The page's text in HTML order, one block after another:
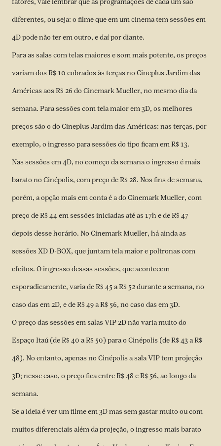
fatores, vale lembrar que as programações de cada um são
diferentes, ou seja: o filme que em um cinema tem sessões em
4D pode não ter em outro, e daí por diante.
Para as salas com telas maiores e som mais potente, os preços
variam dos R$ 10 cobrados às terças no Cineplus Jardim das
Américas aos R$ 26 do Cinemark Mueller, no mesmo dia da
semana. Para sessões com tela maior em 3D, os melhores
preços são o do Cineplus Jardim das Américas: nas terças, por
exemplo, o ingresso para sessões do tipo ficam em R$ 13.
Nas sessões em 4D, no começo da semana o ingresso é mais
barato no Cinépolis, com preço de R$ 28. Nos fins de semana,
porém, a opção mais em conta é a do Cinemark Mueller, com
preço de R$ 44 em sessões iniciadas até as 17h e de R$ 47
depois desse horário. No Cinemark Mueller, há ainda as
sessões XD D-BOX, que juntam tela maior e poltronas com
efeitos. O ingresso dessas sessões, que acontecem
esporadicamente, varia de R$ 45 a R$ 52 durante a semana, no
caso das em 2D, e de R$ 49 a R$ 56, no caso das em 3D.
O preço das sessões em salas VIP 2D não varia muito do
Espaço Itaú (de R$ 40 a R$ 50) para o Cinépolis (de R$ 43 a R$
48). No entanto, apenas no Cinépolis a sala VIP tem projeção
3D; nesse caso, o preço fica entre R$ 48 e R$ 56, ao longo da
semana.
Se a ideia é ver um filme em 3D mas sem gastar muito ou com
muitos diferenciais além da projeção, o ingresso mais barato